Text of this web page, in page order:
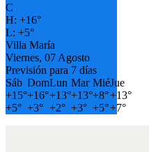
C
H: +16°
L: +5°
Villa María
Viernes, 07 Agosto
Previsión para 7 días
Sáb DomLun Mar MiéJue
+15°+16°+13°+13°+8°+13°
+5° +3° +2° +3° +5°+7°